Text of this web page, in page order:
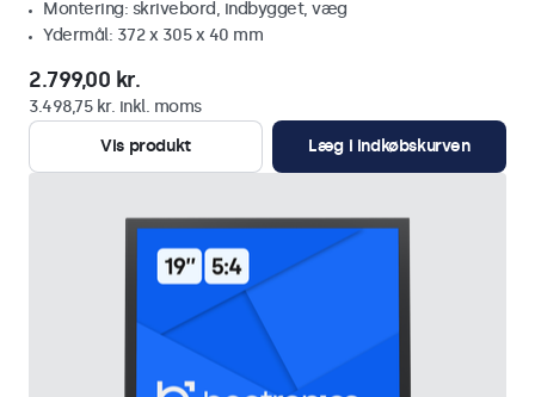
Montering: skrivebord, indbygget, væg
Ydermål: 372 x 305 x 40 mm
2.799,00 kr.
3.498,75 kr. inkl. moms
Vis produkt
Læg i indkøbskurven